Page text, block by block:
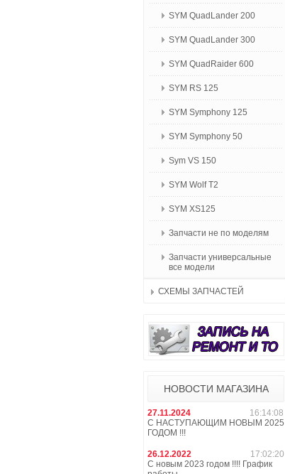
SYM QuadLander 200
SYM QuadLander 300
SYM QuadRaider 600
SYM RS 125
SYM Symphony 125
SYM Symphony 50
Sym VS 150
SYM Wolf T2
SYM XS125
Запчасти не по моделям
Запчасти универсальные
все модели
СХЕМЫ ЗАПЧАСТЕЙ
НОВОСТИ МАГАЗИНА
27.11.2024
16:14:08
С НАСТУПАЮЩИМ НОВЫМ 2025
ГОДОМ !!!
26.12.2022
17:02:20
С новым 2023 годом !!!! График